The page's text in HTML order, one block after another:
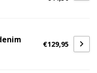
€129,95